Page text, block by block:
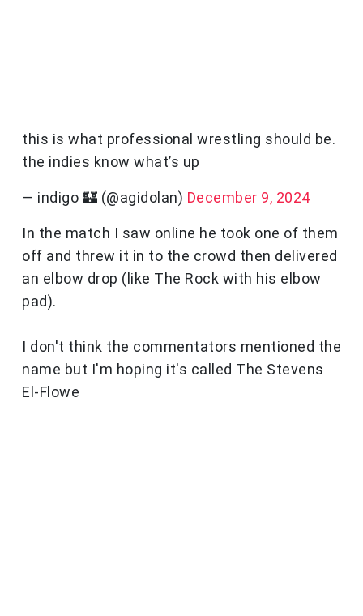
this is what professional wrestling should be.
the indies know what’s up
— indigo 🏰 (@agidolan) December 9, 2024
In the match I saw online he took one of them
off and threw it in to the crowd then delivered
an elbow drop (like The Rock with his elbow
pad).
I don't think the commentators mentioned the
name but I'm hoping it's called The Stevens
El-Flowe